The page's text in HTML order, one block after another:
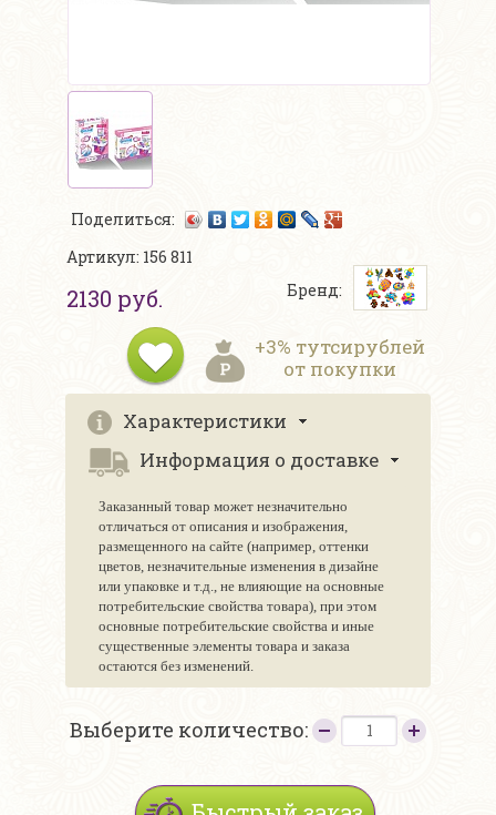
Поделиться:
Артикул: 156 811
2130 руб. Бренд:
+3% тутсирублей
от покупки
Характеристики
Информация о доставке
Заказанный товар может незначительно
отличаться от описания и изображения,
размещенного на сайте (например, оттенки
цветов, незначительные изменения в дизайне
или упаковке и т.д., не влияющие на основные
потребительские свойства товара), при этом
основные потребительские свойства и иные
существенные элементы товара и заказа
остаются без изменений.
Выберите количество: